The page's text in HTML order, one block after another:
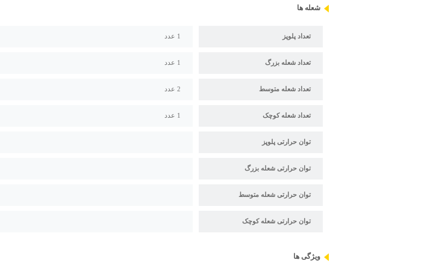
شعله ها
تعداد پلوپز 1 عدد
تعداد شعله بزرگ 1 عدد
تعداد شعله متوسط 2 عدد
تعداد شعله کوچک 1 عدد
توان حرارتی پلوپز
توان حرارتی شعله بزرگ
توان حرارتی شعله متوسط
توان حرارتی شعله کوچک
ویژگی ها